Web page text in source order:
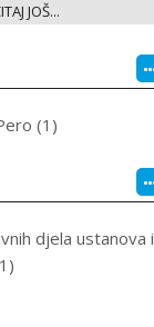
JOŠ...
(1)
djela ustanova i